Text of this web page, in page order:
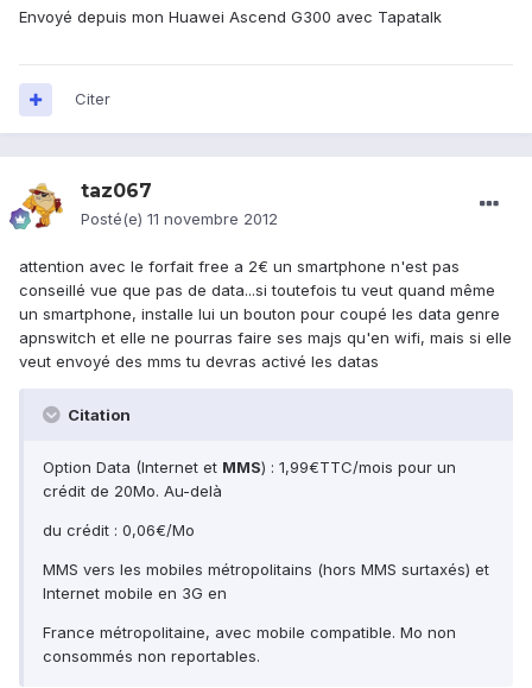
Envoyé depuis mon Huawei Ascend G300 avec Tapatalk
Citer
taz067
Posté(e) 11 novembre 2012
attention avec le forfait free a 2€ un smartphone n'est pas
conseillé vue que pas de data...si toutefois tu veut quand même
un smartphone, installe lui un bouton pour coupé les data genre
apnswitch et elle ne pourras faire ses majs qu'en wifi, mais si elle
veut envoyé des mms tu devras activé les datas
Citation
Option Data (Internet et MMS) : 1,99€TTC/mois pour un
crédit de 20Mo. Au-delà
du crédit : 0,06€/Mo
MMS vers les mobiles métropolitains (hors MMS surtaxés) et
Internet mobile en 3G en
France métropolitaine, avec mobile compatible. Mo non
consommés non reportables.